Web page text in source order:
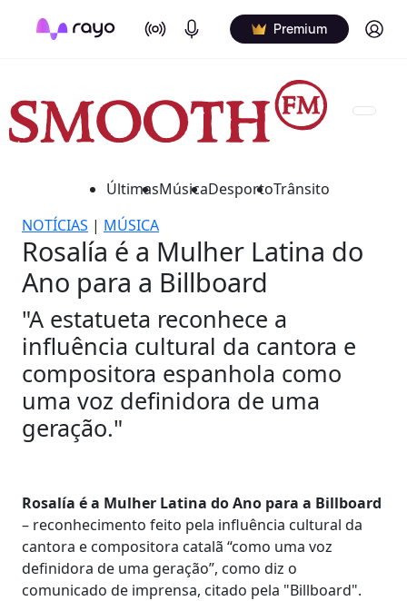
On Air Podcasts Premium Log in
ÚltimasMúsicaDesportoTrânsito
NOTÍCIAS | MÚSICA
Rosalía é a Mulher Latina do
Ano para a Billboard
"A estatueta reconhece a
influência cultural da cantora e
compositora espanhola como
uma voz definidora de uma
geração."
Rosalía é a Mulher Latina do Ano para a Billboard
– reconhecimento feito pela influência cultural da
cantora e compositora catalã “como uma voz
definidora de uma geração”, como diz o
comunicado de imprensa, citado pela "Billboard".